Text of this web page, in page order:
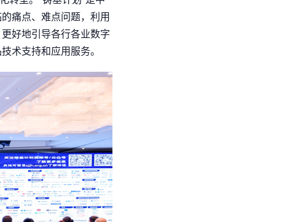
痛点、难点问题，利用
好地引导各行各业数字
术支持和应用服务。